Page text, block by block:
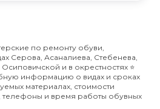
по ремонту обуви,
Серова, Асаналиева, Стебенева,
и в окрестностях ⭐️
информацию о видах и сроках
материалах, стоимости
телефоны и время работы обувных